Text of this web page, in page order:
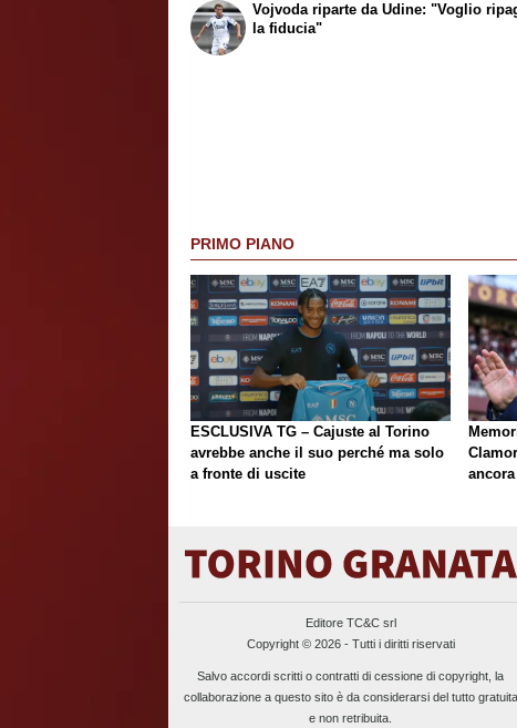
Vojvoda riparte da Udine: "Voglio
la fiducia"
PRIMO PIANO
ESCLUSIVA TG – Cajuste al Torino
avrebbe anche il suo perché ma solo
a fronte di uscite
ancora
Editore TC&C srl
Copyright © 2026 - Tutti i diritti riservati
Salvo accordi scritti o contratti di cessione di copyright, la
collaborazione a questo sito è da considerarsi del tutto gratuita
e non retribuita.